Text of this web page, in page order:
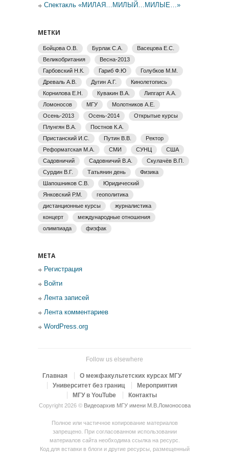
Спектакль «МИЛАЯ…МИЛЫЙ…МИЛЫЕ…»
МЕТКИ
Бойцова О.В. Бурлак С.А.
Васецова Е.С.
Великобритания
Весна-2013
Гарбовский Н.К.
Гариб Ф.Ю
Голубков М.М.
Древаль А.В.
Дугин А.Г.
Кинолетопись
Корнилова Е.Н.
Кувакин В.А.
Липгарт А.А.
Ломоносов
МГУ
Молотников А.Е.
Осень-2013
Осень-2014
Открытые курсы
Плунгян В.А.
Постнов К.А.
Пристанский И.С.
Путин В.В.
Ректор
Реформатская М.А.
СМИ СУНЦ
США
Садовничий
Садовничий В.А.
Скулачёв В.П.
Сурдин В.Г.
Татьянин день
Физика
Шапошников С.В.
Юридический
Янковский Р.М.
геополитика
дистанционные курсы
журналистика
концерт
международные отношения
олимпиада
физфак
МЕТА
Регистрация
Войти
Лента записей
Лента комментариев
WordPress.org
Follow us elsewhere
Главная
О межфакультетских курсах МГУ
Университет без границ
Мероприятия
МГУ в YouTube
Контакты
Copyright 2026 © Видеоархив МГУ имени М.В.Ломоносова
Полное или частичное копирование материалов
запрещено. При согласованном использовании
материалов сайта необходима ссылка на ресурс.
Код для вставки в блоги и другие ресурсы, размещенный